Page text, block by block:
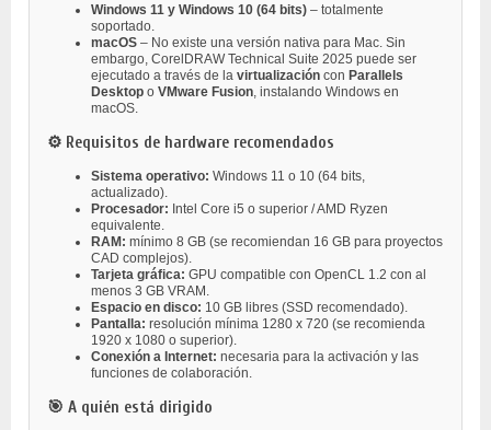
Windows 11 y Windows 10 (64 bits) – totalmente
soportado.
macOS – No existe una versión nativa para Mac. Sin
embargo, CorelDRAW Technical Suite 2025 puede ser
ejecutado a través de la virtualización con Parallels
Desktop o VMware Fusion , instalando Windows en
macOS.
⚙️ Requisitos de hardware recomendados
Sistema operativo: Windows 11 o 10 (64 bits,
actualizado).
Procesador: Intel Core i5 o superior / AMD Ryzen
equivalente.
RAM: mínimo 8 GB (se recomiendan 16 GB para proyectos
CAD complejos).
Tarjeta gráfica: GPU compatible con OpenCL 1.2 con al
menos 3 GB VRAM.
Espacio en disco: 10 GB libres (SSD recomendado).
Pantalla: resolución mínima 1280 x 720 (se recomienda
1920 x 1080 o superior).
Conexión a Internet: necesaria para la activación y las
funciones de colaboración.
🎯 A quién está dirigido